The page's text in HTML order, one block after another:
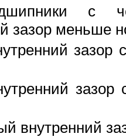
с
зазор меньше
зазор
зазор
внутренний